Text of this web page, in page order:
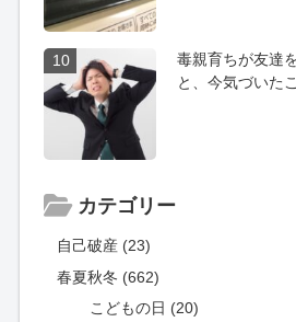
10
毒親育ちが友達
と、今気づいた
カテゴリー
自己破産 (23)
春夏秋冬 (662)
こどもの日 (20)